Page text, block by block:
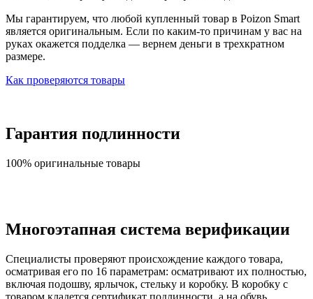
Мы гарантируем, что любой купленный товар в Poizon Smart
является оригинальным. Если по каким-то причинам у вас на
руках окажется подделка — вернем деньги в трехкратном
размере.
Как проверяются товары
Гарантия подлинности
100% оригинальные товары
Многоэтапная система верификации
Специалисты проверяют происхождение каждого товара,
осматривая его по 16 параметрам: осматривают их полностью,
включая подошву, ярлычок, стельку и коробку. В коробку с
товаром кладется сертификат подлинности, а на обувь